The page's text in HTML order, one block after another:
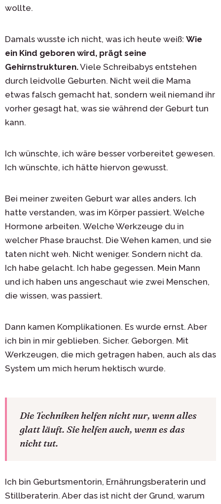
wollte.
Damals wusste ich nicht, was ich heute weiß: Wie
ein Kind geboren wird, prägt seine
Gehirnstrukturen.Viele Schreibabys entstehen
durch leidvolle Geburten. Nicht weil die Mama
etwas falsch gemacht hat, sondern weil niemand ihr
vorher gesagt hat, was sie während der Geburt tun
kann.
Ich wünschte, ich wäre besser vorbereitet gewesen.
Ich wünschte, ich hätte hiervon gewusst.
Bei meiner zweiten Geburt war alles anders. Ich
hatte verstanden, was im Körper passiert. Welche
Hormone arbeiten. Welche Werkzeuge du in
welcher Phase brauchst. Die Wehen kamen, und sie
taten nicht weh. Nicht weniger. Sondern nicht da.
Ich habe gelacht. Ich habe gegessen. Mein Mann
und ich haben uns angeschaut wie zwei Menschen,
die wissen, was passiert.
Dann kamen Komplikationen. Es wurde ernst. Aber
ich bin in mir geblieben. Sicher. Geborgen. Mit
Werkzeugen, die mich getragen haben, auch als das
System um mich herum hektisch wurde.
Die Techniken helfen nicht nur, wenn alles
glatt läuft. Sie helfen auch, wenn es das
nicht tut.
Ich bin Geburtsmentorin, Ernährungsberaterin und
Stillberaterin. Aber das ist nicht der Grund, warum